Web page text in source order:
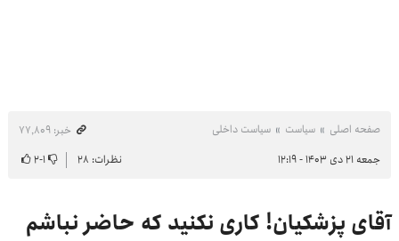
صفحه اصلی سیاست سیاست داخلی
خبر: ۷۷٬۸۰۹
جمعه ۲۱ دی ۱۴۰۳ - ۱۲:۱۹
نظرات: ۲۸ ۱-۲
آقای پزشکیان! کاری نکنید که حاضر نباشم